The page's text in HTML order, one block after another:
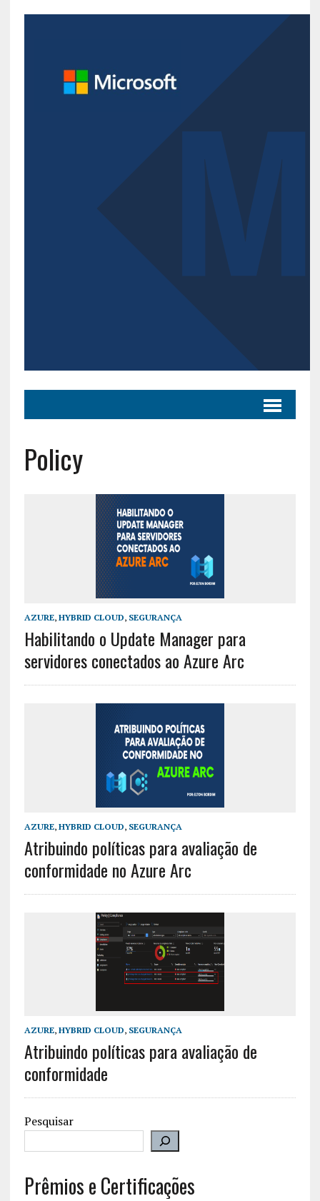
Policy
AZURE, HYBRID CLOUD, SEGURANÇA
Habilitando o Update Manager para
servidores conectados ao Azure Arc
AZURE, HYBRID CLOUD, SEGURANÇA
Atribuindo políticas para avaliação de
conformidade no Azure Arc
AZURE, HYBRID CLOUD, SEGURANÇA
Atribuindo políticas para avaliação de
conformidade
Pesquisar
Prêmios e Certificações